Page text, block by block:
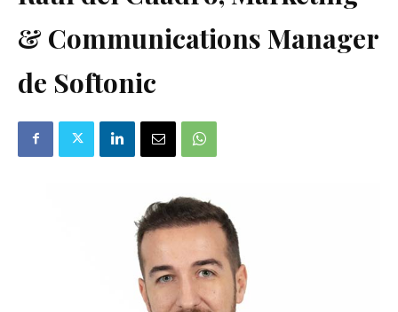
& Communications Manager
de Softonic